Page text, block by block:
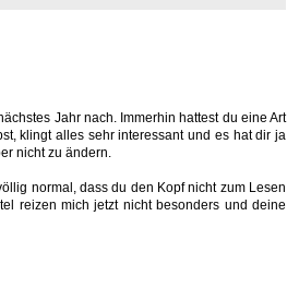
Jahr nach. Immerhin hattest du eine Art
klingt alles sehr interessant und es hat dir ja
nicht zu ändern.
normal, dass du den Kopf nicht zum Lesen
reizen mich jetzt nicht besonders und deine